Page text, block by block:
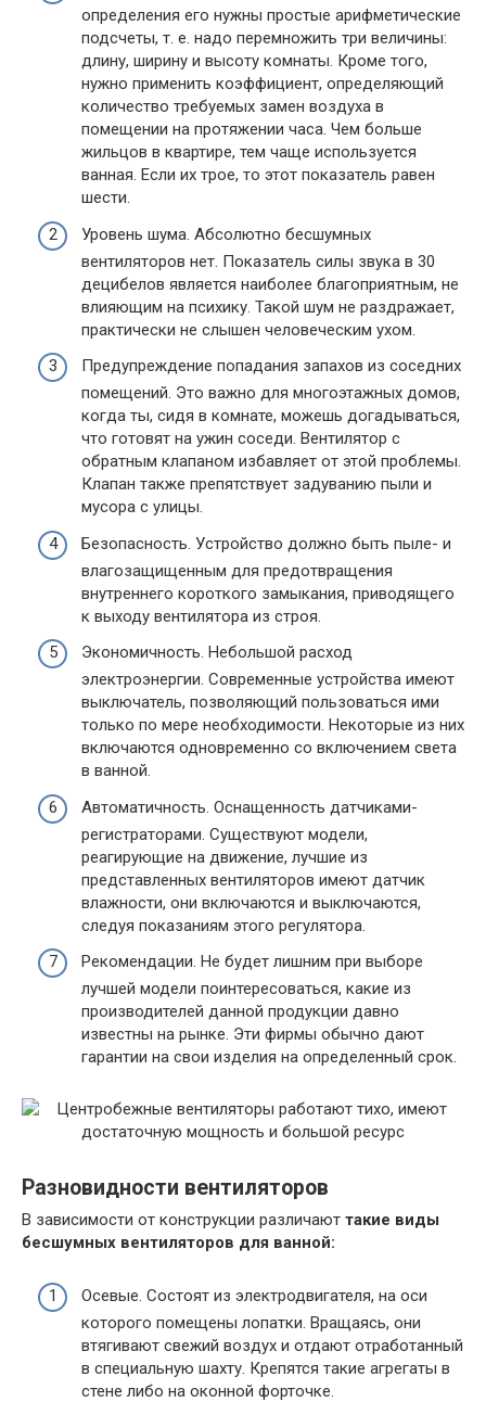
определения его нужны простые арифметические
подсчеты, т. е. надо перемножить три величины:
длину, ширину и высоту комнаты. Кроме того,
нужно применить коэффициент, определяющий
количество требуемых замен воздуха в
помещении на протяжении часа. Чем больше
жильцов в квартире, тем чаще используется
ванная. Если их трое, то этот показатель равен
шести.
Уровень шума. Абсолютно бесшумных
вентиляторов нет. Показатель силы звука в 30
децибелов является наиболее благоприятным, не
влияющим на психику. Такой шум не раздражает,
практически не слышен человеческим ухом.
Предупреждение попадания запахов из соседних
помещений. Это важно для многоэтажных домов,
когда ты, сидя в комнате, можешь догадываться,
что готовят на ужин соседи. Вентилятор с
обратным клапаном избавляет от этой проблемы.
Клапан также препятствует задуванию пыли и
мусора с улицы.
Безопасность. Устройство должно быть пыле- и
влагозащищенным для предотвращения
внутреннего короткого замыкания, приводящего
к выходу вентилятора из строя.
Экономичность. Небольшой расход
электроэнергии. Современные устройства имеют
выключатель, позволяющий пользоваться ими
только по мере необходимости. Некоторые из них
включаются одновременно со включением света
в ванной.
Автоматичность. Оснащенность датчиками-
регистраторами. Существуют модели,
реагирующие на движение, лучшие из
представленных вентиляторов имеют датчик
влажности, они включаются и выключаются,
следуя показаниям этого регулятора.
Рекомендации. Не будет лишним при выборе
лучшей модели поинтересоваться, какие из
производителей данной продукции давно
известны на рынке. Эти фирмы обычно дают
гарантии на свои изделия на определенный срок.
Разновидности вентиляторов
В зависимости от конструкции различают такие виды
бесшумных вентиляторов для ванной:
Осевые. Состоят из электродвигателя, на оси
которого помещены лопатки. Вращаясь, они
втягивают свежий воздух и отдают отработанный
в специальную шахту. Крепятся такие агрегаты в
стене либо на оконной форточке.